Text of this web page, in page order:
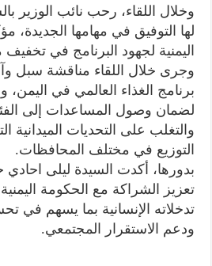
وخلال اللقاء، رحب نائب الوزير
لها التوفيق في مهامها الجديدة،
اليمنية لجهود البرنامج في تخفيف
وجرى خلال اللقاء مناقشة سبل
برنامج الغذاء العالمي في اليمن،
لضمان وصول المساعدات إلى
والتغلب على التحديات الميدانية
التوزيع في مختلف المحافظات.
بدورها، أكدت السيدة ليلى
تعزيز الشراكة مع الحكومة
تدخلاته الإنسانية بما يسهم في
ودعم الاستقرار المجتمعي.